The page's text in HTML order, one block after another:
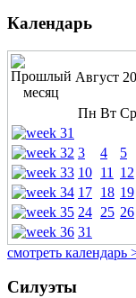
Календарь
Август
Пн Вт Ср
3
4 5
10 11 12
17 18 19
24 25 26
31
смотреть календарь
Силуэты